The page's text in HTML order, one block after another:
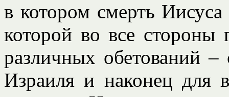
в котором смерть
которой во все стороны
различных обетований –
Израиля и наконец для